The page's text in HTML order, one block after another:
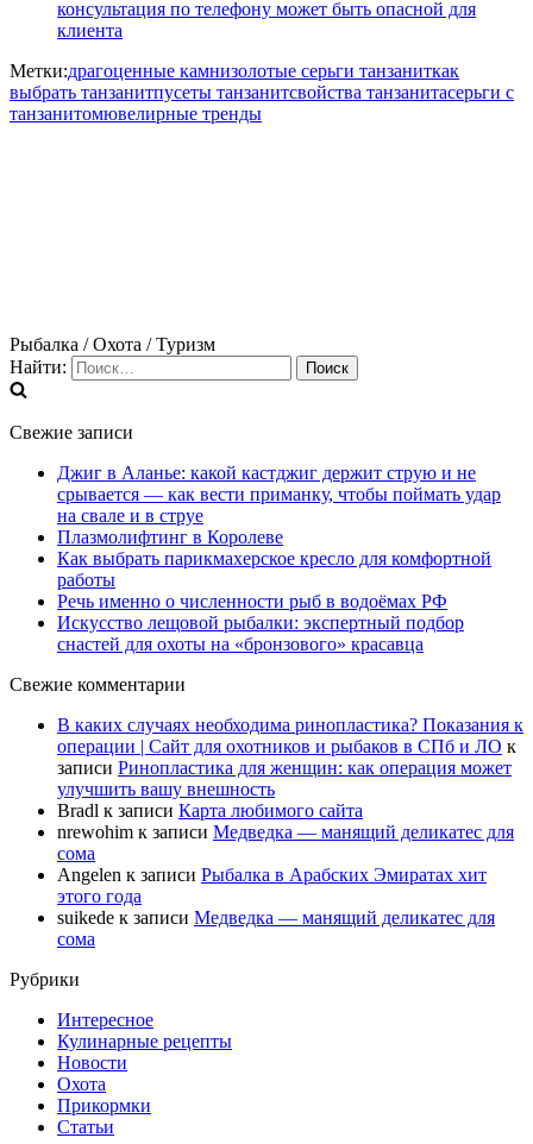
консультация по телефону может быть опасной для
клиента
Метки:драгоценные камнизолотые серьги танзаниткак
выбрать танзанитпусеты танзанитсвойства танзанитасерьги с
танзанитомювелирные тренды
Рыбалка / Охота / Туризм
Найти:
Свежие записи
Джиг в Аланье: какой кастджиг держит струю и не
срывается — как вести приманку, чтобы поймать удар
на свале и в струе
Плазмолифтинг в Королеве
Как выбрать парикмахерское кресло для комфортной
работы
Речь именно о численности рыб в водоёмах РФ
Искусство лещовой рыбалки: экспертный подбор
снастей для охоты на «бронзового» красавца
Свежие комментарии
В каких случаях необходима ринопластика? Показания к
операции | Сайт для охотников и рыбаков в СПб и ЛО к
записи Ринопластика для женщин: как операция может
улучшить вашу внешность
Bradl к записи Карта любимого сайта
nrewohim к записи Медведка — манящий деликатес для
сома
Angelen к записи Рыбалка в Арабских Эмиратах хит
этого года
suikede к записи Медведка — манящий деликатес для
сома
Рубрики
Интересное
Кулинарные рецепты
Новости
Охота
Прикормки
Статьи